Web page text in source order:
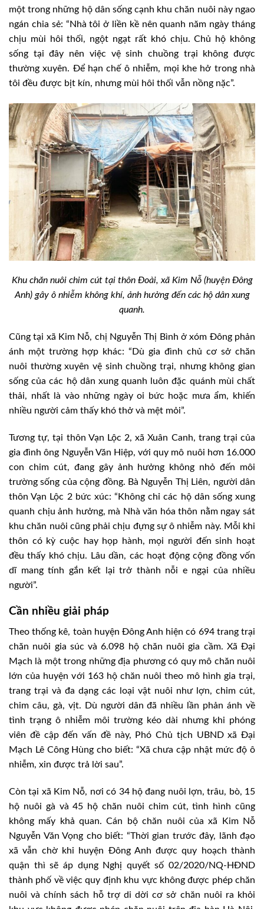
một trong những hộ dân sống cạnh khu chăn nuôi này ngao
ngán chia sẻ: “Nhà tôi ở liền kề nên quanh năm ngày tháng
chịu mùi hôi thối, ngột ngạt rất khó chịu. Chủ hộ không
sống tại đây nên việc vệ sinh chuồng trại không được
thường xuyên. Để hạn chế ô nhiễm, mọi khe hở trong nhà
tôi đều được bịt kín, nhưng mùi hôi thối vẫn nồng nặc”.
Khu chăn nuôi chim cút tại thôn Đoài, xã Kim Nỗ (huyện Đông
Anh) gây ô nhiễm không khí, ảnh hưởng đến các hộ dân xung
quanh.
Cũng tại xã Kim Nỗ, chị Nguyễn Thị Bình ở xóm Đông phản
ánh một trường hợp khác: “Dù gia đình chủ cơ sở chăn
nuôi thường xuyên vệ sinh chuồng trại, nhưng không gian
sống của các hộ dân xung quanh luôn đặc quánh mùi chất
thải, nhất là vào những ngày oi bức hoặc mưa ẩm, khiến
nhiều người cảm thấy khó thở và mệt mỏi”.
Tương tự, tại thôn Vạn Lộc 2, xã Xuân Canh, trang trại của
gia đình ông Nguyễn Văn Hiệp, với quy mô nuôi hơn 16.000
con chim cút, đang gây ảnh hưởng không nhỏ đến môi
trường sống của cộng đồng. Bà Nguyễn Thị Liên, người dân
thôn Vạn Lộc 2 bức xúc: “Không chỉ các hộ dân sống xung
quanh chịu ảnh hưởng, mà Nhà văn hóa thôn nằm ngay sát
khu chăn nuôi cũng phải chịu đựng sự ô nhiễm này. Mỗi khi
thôn có kỳ cuộc hay họp hành, mọi người đến sinh hoạt
đều thấy khó chịu. Lâu dần, các hoạt động cộng đồng vốn
dĩ mang tính gắn kết lại trở thành nỗi e ngại của nhiều
người”.
Cần nhiều giải pháp
Theo thống kê, toàn huyện Đông Anh hiện có 694 trang trại
chăn nuôi gia súc và 6.098 hộ chăn nuôi gia cầm. Xã Đại
Mạch là một trong những địa phương có quy mô chăn nuôi
lớn của huyện với 163 hộ chăn nuôi theo mô hình gia trại,
trang trại và đa dạng các loại vật nuôi như lợn, chim cút,
chim câu, gà, vịt. Dù người dân đã nhiều lần phản ánh về
tình trạng ô nhiễm môi trường kéo dài nhưng khi phóng
viên đề cập đến vấn đề này, Phó Chủ tịch UBND xã Đại
Mạch Lê Công Hùng cho biết: “Xã chưa cập nhật mức độ ô
nhiễm, xin được trả lời sau”.
Còn tại xã Kim Nỗ, nơi có 34 hộ đang nuôi lợn, trâu, bò, 15
hộ nuôi gà và 45 hộ chăn nuôi chim cút, tình hình cũng
không mấy khả quan. Cán bộ chăn nuôi của xã Kim Nỗ
Nguyễn Văn Vọng cho biết: “Thời gian trước đây, lãnh đạo
xã vẫn chờ khi huyện Đông Anh được quy hoạch thành
quận thì sẽ áp dụng Nghị quyết số 02/2020/NQ-HĐND
thành phố về việc quy định khu vực không được phép chăn
nuôi và chính sách hỗ trợ di dời cơ sở chăn nuôi ra khỏi